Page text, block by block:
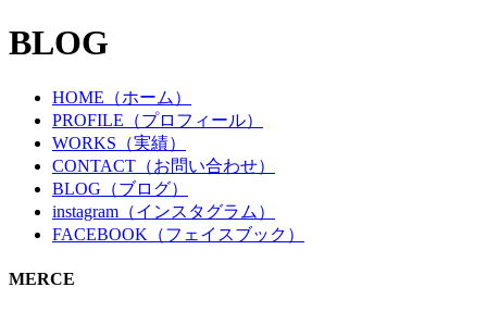
BLOG
HOME（ホーム）
PROFILE（プロフィール）
WORKS（実績）
CONTACT（お問い合わせ）
BLOG（ブログ）
instagram（インスタグラム）
FACEBOOK（フェイスブック）
MERCE